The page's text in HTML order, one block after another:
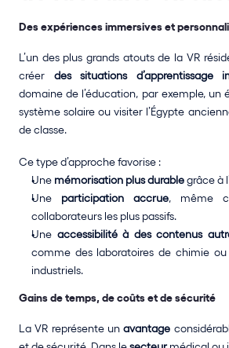
Des expériences immersives et
L’un des plus grands atouts de la VR
créer des situations d’apprentissage
domaine de l’éducation, par exemple, un
système solaire ou visiter l’Égypte
de classe.
Ce type d’approche favorise :
Une mémorisation plus durable grâce à
Une participation accrue, même
collaborateurs les plus passifs.
Une accessibilité à des contenus
comme des laboratoires de chimie
industriels.
Gains de temps, de coûts et de sécurité
La VR représente un avantage